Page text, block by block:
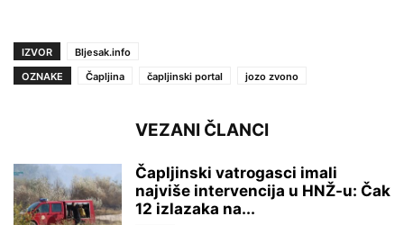
IZVOR
Bljesak.info
OZNAKE
Čapljina čapljinski portal jozo zvono
VEZANI ČLANCI
Čapljinski vatrogasci imali
najviše intervencija u HNŽ-u: Čak
12 izlazaka na...